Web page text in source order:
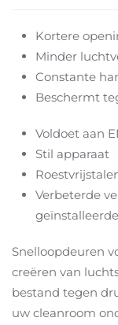
Kortere
Minder
Constante
Beschermt
Voldoet aan
Stil apparaat
Verbeterde
Snelloopdeuren
creëren van
bestand tegen
uw cleanroom